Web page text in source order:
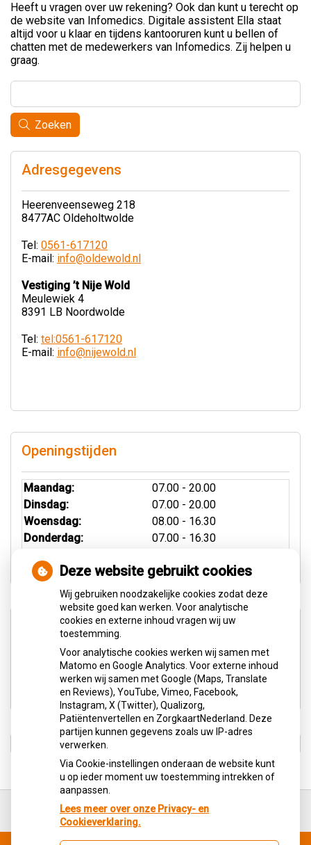
Heeft u vragen over uw rekening? Ook dan kunt u terecht op
de website van Infomedics. Digitale assistent Ella staat
altijd voor u klaar en tijdens kantooruren kunt u bellen of
chatten met de medewerkers van Infomedics. Zij helpen u
graag.
Zoeken
Adresgegevens
Heerenveenseweg 218
8477AC Oldeholtwolde
Tel: 0561-617120
E-mail: info@oldewold.nl
Vestiging ’t Nije Wold
Meulewiek 4
8391 LB Noordwolde
Tel: tel:0561-617120
E-mail: info@nijewold.nl
Openingstijden
Maandag:
07.00 - 20.00
Dinsdag:
07.00 - 20.00
Woensdag:
08.00 - 16.30
Donderdag:
07.00 - 16.30
Aangesloten bij:
de
Deze website gebruikt cookies
Wij gebruiken noodzakelijke cookies zodat deze
website goed kan werken. Voor analytische
cookies en externe inhoud vragen wij uw
toestemming.
Voor analytische cookies werken wij samen met
Matomo en Google Analytics. Voor externe inhoud
werken wij samen met Google (Maps, Translate
en Reviews), YouTube, Vimeo, Facebook,
Instagram, X (Twitter), Qualizorg,
Patiëntenvertellen en ZorgkaartNederland. Deze
partijen kunnen gegevens zoals uw IP-adres
verwerken.
Via Cookie-instellingen onderaan de website kunt
u op ieder moment uw toestemming intrekken of
aanpassen.
Lees meer over onze Privacy- en
Cookieverklaring.